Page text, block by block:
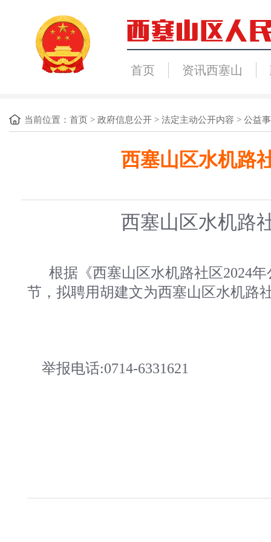
首页 资讯西塞山
当前位置： 首页 > 政府信息公开 > 法定主动公开内容 > 公益
西塞山区水机路
西塞山区水机路
根据 《西塞山区水机路社区2024
节，拟聘用胡建文为西塞山区水机路
举报电话:0714-6331621